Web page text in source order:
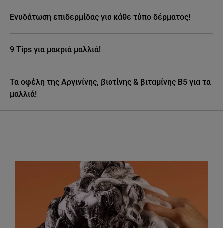
Ενυδάτωση επιδερμίδας για κάθε τύπο δέρματος!
9 Tips για μακριά μαλλιά!
Τα οφέλη της Αργινίνης, βιοτίνης & βιταμίνης Β5 για τα
μαλλιά!